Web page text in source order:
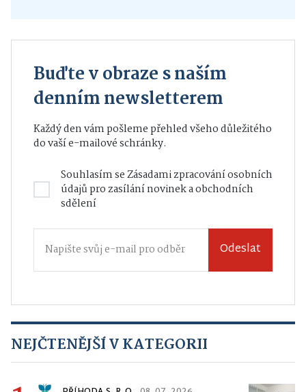
Buďte v obraze s naším
denním newsletterem
Každý den vám pošleme přehled všeho důležitého
do vaší e-mailové schránky.
Souhlasím seZásadami zpracování osobních
údajůpro zasílání novinek a obchodních
sdělení
Odeslat
NEJČTENĚJŠÍ V KATEGORII